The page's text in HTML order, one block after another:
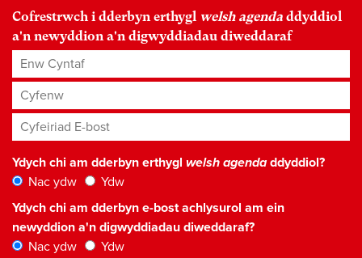
Cofrestrwch i dderbyn erthygl welsh agenda ddyddiol
a'n newyddion a'n digwyddiadau diweddaraf
Enw Cyntaf
Cyfenw
Cyfeiriad E-bost*
Ydych chi am dderbyn erthygl welsh agendaddyddiol?
Nac ydw
Ydw
Ydych chi am dderbyn e-bost achlysurol am ein
newyddion a'n digwyddiadau diweddaraf?
Nac ydw
Ydw